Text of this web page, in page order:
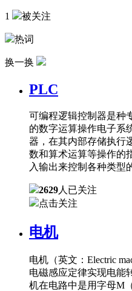
1 被关注
热词
换一换
PLC
可编程逻辑控制器是种
的数字运算操作电子系
器，在其内部存储执行
数和算术运算等操作的
入输出来控制各种类型
2629人已关注
点击关注
电机
电机（英文：Electric
电磁感应定律实现电能
机在电路中是用字母M